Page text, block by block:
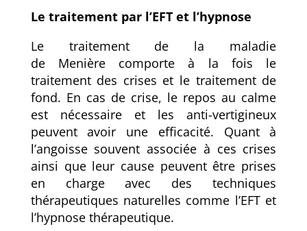
Le traitement par l’EFT et l’hypnose
Le traitement de la maladie
de Menière comporte à la fois le
traitement des crises et le traitement de
fond. En cas de crise, le repos au calme
est nécessaire et les anti-vertigineux
peuvent avoir une efficacité. Quant à
l’angoisse souvent associée à ces crises
ainsi que leur cause peuvent être prises
en charge avec des techniques
thérapeutiques naturelles comme l’EFT et
l’hypnose thérapeutique.